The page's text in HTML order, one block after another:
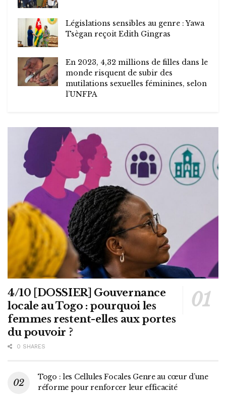
Législations sensibles au genre : Yawa
Tsègan reçoit Edith Gingras
En 2023, 4,32 millions de filles dans le
monde risquent de subir des
mutilations sexuelles féminines, selon
l’UNFPA
4/10 [DOSSIER] Gouvernance
locale au Togo : pourquoi les
femmes restent-elles aux portes
du pouvoir ?
0 SHARES
Togo : les Cellules Focales Genre au cœur d’une
réforme pour renforcer leur efficacité